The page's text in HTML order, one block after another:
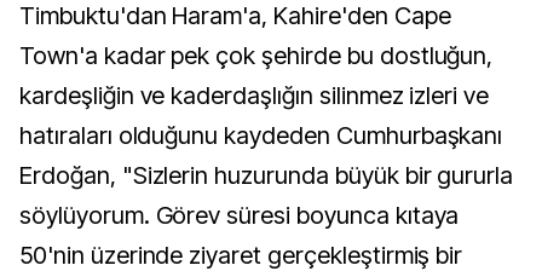
Timbuktu'dan Haram'a, Kahire'den Cape
Town'a kadar pek çok şehirde bu dostluğun,
kardeşliğin ve kaderdaşlığın silinmez izleri ve
hatıraları olduğunu kaydeden Cumhurbaşkanı
Erdoğan, "Sizlerin huzurunda büyük bir gururla
söylüyorum. Görev süresi boyunca kıtaya
50'nin üzerinde ziyaret gerçekleştirmiş bir